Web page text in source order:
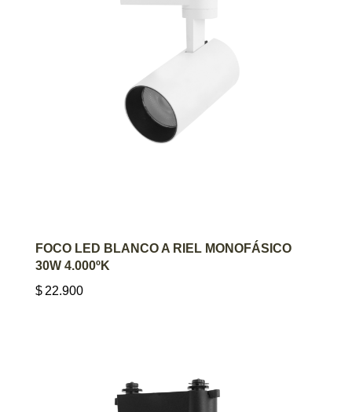
AGREGAR AL CARRITO
FOCO LED BLANCO A RIEL MONOFÁSICO
30W 4.000ºK
$ 22.900